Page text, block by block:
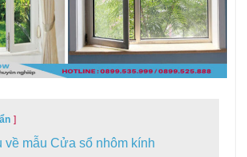
ẩn
về mẫu Cửa sổ nhôm kính